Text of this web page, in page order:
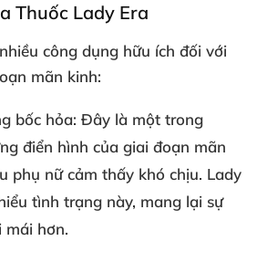
Thuốc Lady Era
công dụng hữu ích đối với
mãn kinh:
bốc hỏa: Đây là một trong
điển hình của giai đoạn mãn
phụ nữ cảm thấy khó chịu. Lady
tình trạng này, mang lại sự
mái hơn.